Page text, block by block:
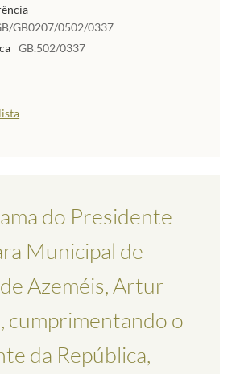
GB0207/0502/0337
GB.502/0337
do Presidente
Municipal de
Azeméis, Artur
cumprimentando o
da República,